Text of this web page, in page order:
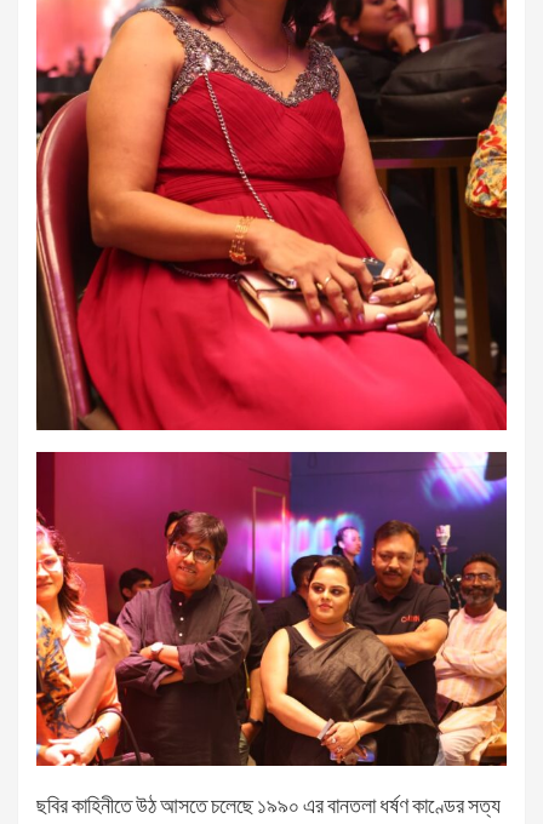
ছবির কাহিনীতে উঠ আসতে চলেছে ১৯৯০ এর বানতলা ধর্ষণ কাণ্ডের সত্য